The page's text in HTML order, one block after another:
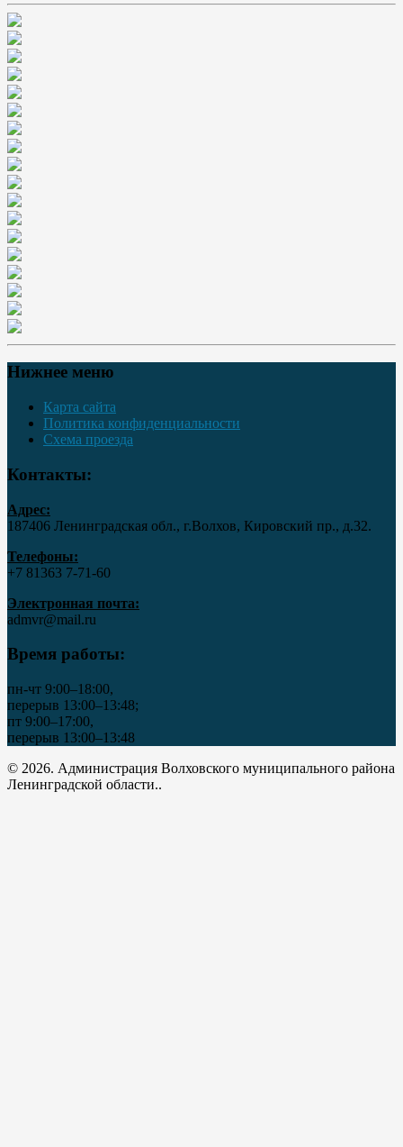
Нижнее меню
Карта сайта
Политика конфиденциальности
Схема проезда
Контакты:
Адрес:
187406 Ленинградская обл., г.Волхов, Кировский пр., д.32.
Телефоны:
+7 81363 7‑71-60
Электронная почта:
admvr@mail.ru
Время работы:
пн-чт 9:00–18:00,
перерыв 13:00–13:48;
пт 9:00–17:00,
перерыв 13:00–13:48
© 2026. Администрация Волховского муниципального района
Ленинградской области..